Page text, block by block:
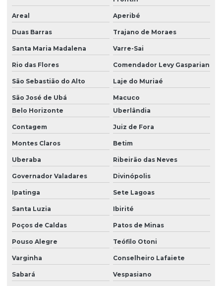
Areal Aperibé
Duas Barras Trajano de Moraes
Santa Maria Madalena Varre-Sai
Rio das Flores Comendador Levy Gasparian
São Sebastião do Alto Laje do Muriaé
São José de Ubá
Macuco
Belo Horizonte
Uberlândia
Contagem Juiz de Fora
Montes Claros Betim
Uberaba Ribeirão das Neves
Governador Valadares Divinópolis
Ipatinga Sete Lagoas
Santa Luzia Ibirité
Poços de Caldas Patos de Minas
Pouso Alegre Teófilo Otoni
Varginha Conselheiro Lafaiete
Sabará Vespasiano